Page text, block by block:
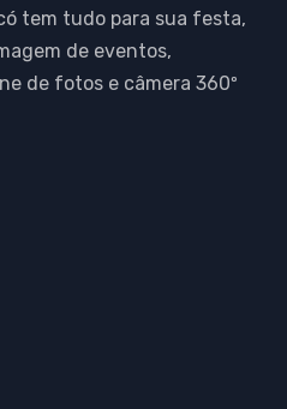
tem tudo para sua festa,
de eventos,
de fotos e câmera 360º